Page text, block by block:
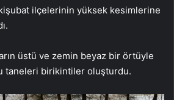
ilçelerinin yüksek kesimlerine
üstü ve zemin beyaz bir örtüyle
taneleri birikintiler oluşturdu.